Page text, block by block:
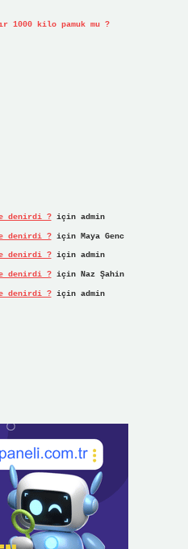
1000 kilo pamuk mu ?
denirdi ?için admin
denirdi ?için Maya Genc
denirdi ?için admin
denirdi ?için Naz Şahin
denirdi ?için admin